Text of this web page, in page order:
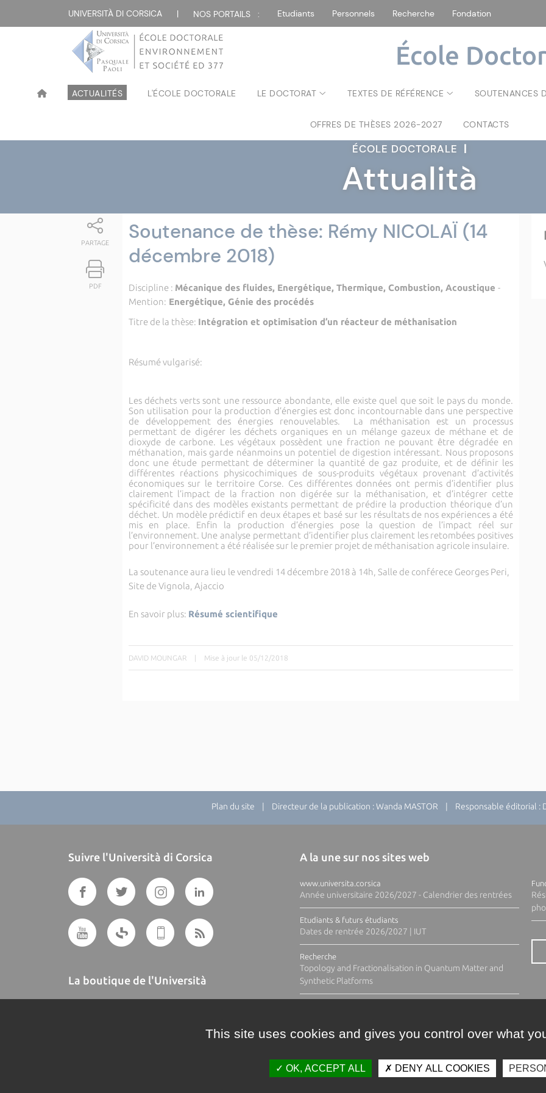
UNIVERSITÀ DI CORSICA | NOS PORTAILS : Etudiants Personnels Recherche Fondation
École
ACTUALITÉS L'ÉCOLE DOCTORALE LE DOCTORAT TEXTES DE RÉFÉRENCE SOUTENANCES
OFFRES DE THÈSES 2026-2027 CONTACTS
ÉCOLE DOCTORALE |
Attualità
PARTAGE
PDF
Soutenance de thèse: Rémy NICOLAÏ (14
décembre 2018)
Discipline : Mécanique des fluides, Energétique, Thermique, Combustion, Acoustique -
Mention: Energétique, Génie des procédés
Titre de la thèse: Intégration et optimisation d’un réacteur de méthanisation
Résumé vulgarisé:
Les déchets verts sont une ressource abondante, elle existe quel que soit le pays du monde.
Son utilisation pour la production d’énergies est donc incontournable dans une perspective
de développement des énergies renouvelables. La méthanisation est un processus
permettant de digérer les déchets organiques en un mélange gazeux de méthane et de
dioxyde de carbone. Les végétaux possèdent une fraction ne pouvant être dégradée en
méthanation, mais garde néanmoins un potentiel de digestion intéressant. Nous proposons
donc une étude permettant de déterminer la quantité de gaz produite, et de définir les
différentes réactions physicochimiques de sous-produits végétaux provenant d’activités
économiques sur le territoire Corse. Ces différentes données ont permis d’identifier plus
clairement l’impact de la fraction non digérée sur la méthanisation, et d’intégrer cette
spécificité dans des modèles existants permettant de prédire la production théorique d’un
déchet. Un modèle prédictif en deux étapes et basé sur les résultats de nos expériences a été
mis en place. Enfin la production d’énergies pose la question de l’impact réel sur
l’environnement. Une analyse permettant d’identifier plus clairement les retombées positives
pour l’environnement a été réalisée sur le premier projet de méthanisation agricole insulaire.
La soutenance aura lieu levendredi 14 décembre 2018 à 14h, Salle de conférece Georges Peri,
Site de Vignola, Ajaccio
En savoir plus: Résumé scientifique
DAVID MOUNGAR | Mise à jour le 05/12/2018
Plan du site | Directeur de la publication : Wanda MASTOR | Responsable éditorial :
Suivre l'Università di Corsica
La boutique de l'Università
A la une sur nos sites web
www.universita.corsica
Année universitaire 2026/2027 - Calendrier des rentrées
Etudiants & futurs étudiants
Dates de rentrée 2026/2027 | IUT
Recherche
Topology and Fractionalisation in Quantum Matter and
Synthetic Platforms
This site uses cookies and gives you control over what
OK, ACCEPT ALL DENY ALL COOKIES